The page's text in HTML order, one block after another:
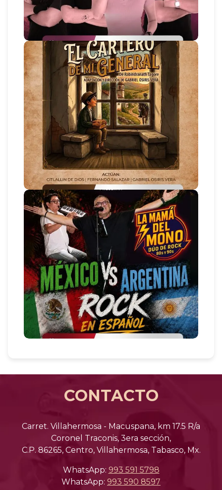
CONTACTO
Carret. Villahermosa - Macuspana, km 17.5 R/a
Coronel Traconis, 3era sección,
C.P. 86265, Centro, Villahermosa, Tabasco, Mx.
WhatsApp: 993 591 5798
WhatsApp: 993 590 8597